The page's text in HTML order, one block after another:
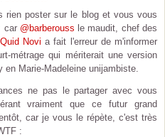
rien poster sur le blog et vous vous
car @barberouss le maudit, chef des
Quid Novi a fait l'erreur de m'informer
métrage qui mériterait une version
en Marie-Madeleine unijambiste.
ne pas le partager avec vous
vraiment que ce futur grand
car je vous le répète, c'est très
: